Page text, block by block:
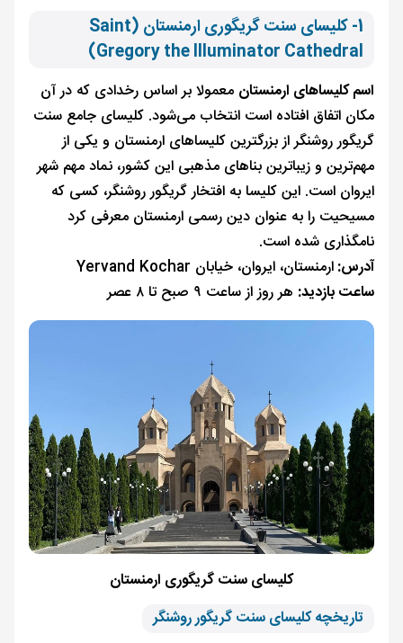
1- کلیسای سنت گریگوری ارمنستان (Saint
Gregory the Illuminator Cathedral)
اسم کلیساهای ارمنستان معمولا بر اساس رخدادی که در آن
مکان اتفاق افتاده است انتخاب می‌شود. کلیسای جامع سنت
گریگور روشنگر از بزرگترین کلیساهای ارمنستان و یکی از
مهم‌ترین و زیباترین بناهای مذهبی این کشور، نماد مهم شهر
ایروان است. این کلیسا به افتخار گریگور روشنگر، کسی که
مسیحیت را به عنوان دین رسمی ارمنستان معرفی کرد
نامگذاری شده است.
آدرس:ارمنستان، ایروان، خیابان Yervand Kochar
ساعت بازدید: هر روز از ساعت ۹ صبح تا ۸ عصر
کلیسای سنت گریگوری ارمنستان
تاریخچه کلیسای سنت گریگور روشنگر